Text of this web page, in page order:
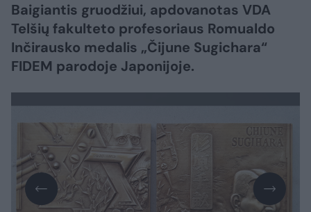
Baigiantis gruodžiui, apdovanotas VDA
Telšių fakulteto profesoriaus Romualdo
Inčirausko medalis „Čijune Sugichara“
FIDEM parodoje Japonijoje.